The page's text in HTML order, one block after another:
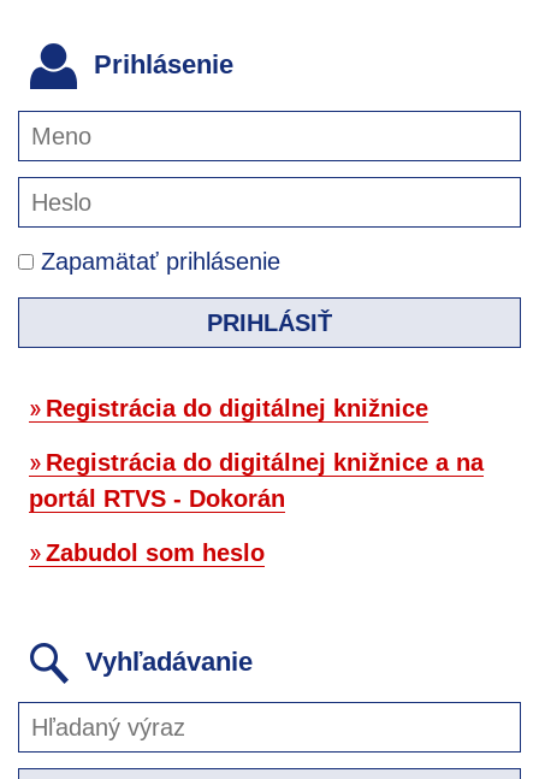
Prihlásenie
Zapamätať prihlásenie
PRIHLÁSIŤ
Registrácia do digitálnej knižnice
Registrácia do digitálnej knižnice a na
portál RTVS - Dokorán
Zabudol som heslo
Vyhľadávanie